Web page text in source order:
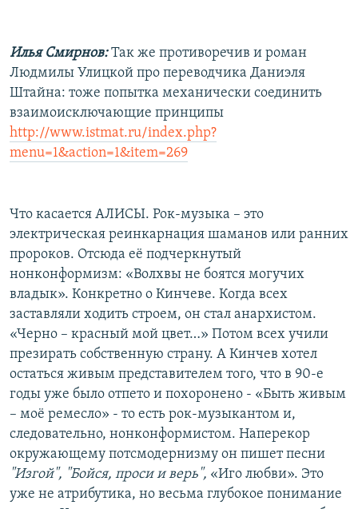
Илья Смирнов:Так же противоречив и роман
Людмилы Улицкой про переводчика Даниэля
Штайна: тоже попытка механически соединить
взаимоисключающие принципы
http://www.istmat.ru/index.php?
menu=1&action=1&item=269
Что касается АЛИСЫ. Рок-музыка – это
электрическая реинкарнация шаманов или ранних
пророков. Отсюда её подчеркнутый
нонконформизм: «Волхвы не боятся могучих
владык». Конкретно о Кинчеве. Когда всех
заставляли ходить строем, он стал анархистом.
«Черно – красный мой цвет…» Потом всех учили
презирать собственную страну. А Кинчев хотел
остаться живым представителем того, что в 90-е
годы уже было отпето и похоронено - «Быть живым
– моё ремесло» - то есть рок-музыкантом и,
следовательно, нонконформистом. Наперекор
окружающему потсмодернизму он пишет песни
"Изгой", "Бойся, проси и верь ", «Иго любви». Это
уже не атрибутика, но весьма глубокое понимание